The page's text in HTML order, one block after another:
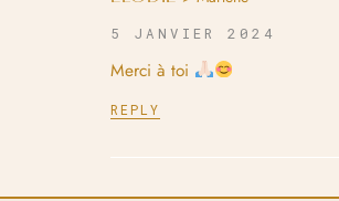
5 JANVIER 2024
Merci à toi
REPLY